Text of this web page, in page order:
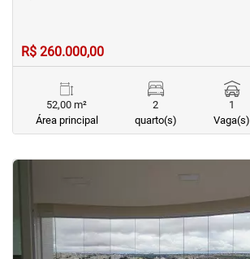
R$ 260.000,00
52,00 m²
Área principal
2
quarto(s)
1
Vaga(s)
<